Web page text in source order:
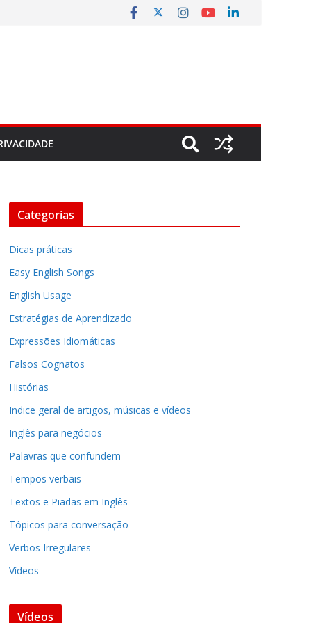
Categorias
Dicas práticas
Easy English Songs
English Usage
Estratégias de Aprendizado
Expressões Idiomáticas
Falsos Cognatos
Histórias
Indice geral de artigos, músicas e vídeos
Inglês para negócios
Palavras que confundem
Tempos verbais
Textos e Piadas em Inglês
Tópicos para conversação
Verbos Irregulares
Vídeos
Vídeos